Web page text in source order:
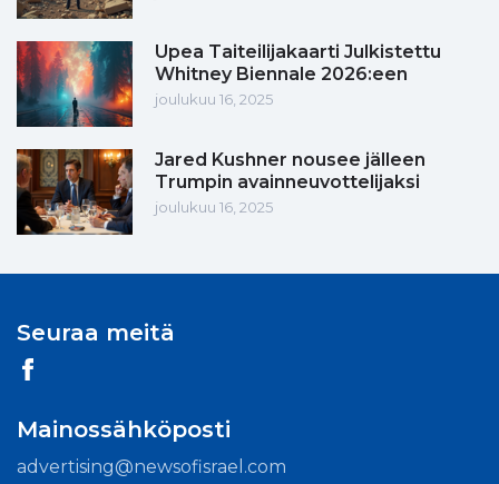
Upea Taiteilijakaarti Julkistettu
Whitney Biennale 2026:een
joulukuu 16, 2025
Jared Kushner nousee jälleen
Trumpin avainneuvottelijaksi
joulukuu 16, 2025
Seuraa meitä
Mainossähköposti
advertising@newsofisrael.com